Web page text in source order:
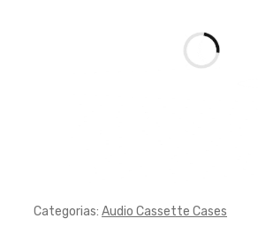
Categorias: Audio Cassette Cases